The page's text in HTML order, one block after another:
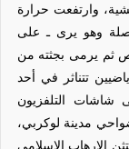
وارتفعت حرارة
وهو يرى ـ على
ثم يرمى بجثته من
تتناثر في أحد
شاشات التلفزيون
مدينة لوكربي،
الإرهاب الإسلامي